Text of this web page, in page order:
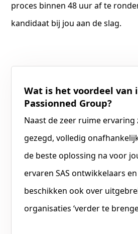
proces binnen 48 uur af te
kandidaat bij jou aan de slag.
Wat is het voordeel van
Passionned Group?
Naast de zeer ruime ervaring
gezegd, volledig
de beste oplossing na voor
ervaren SAS ontwikkelaars
beschikken ook over
organisaties ‘verder te